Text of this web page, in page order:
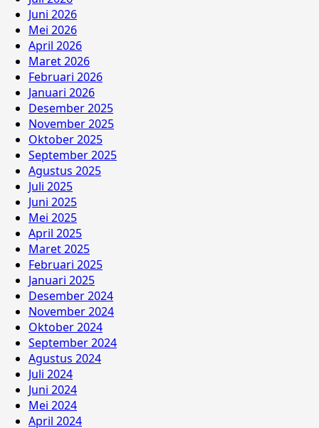
Juni 2026
Mei 2026
April 2026
Maret 2026
Februari 2026
Januari 2026
Desember 2025
November 2025
Oktober 2025
September 2025
Agustus 2025
Juli 2025
Juni 2025
Mei 2025
April 2025
Maret 2025
Februari 2025
Januari 2025
Desember 2024
November 2024
Oktober 2024
September 2024
Agustus 2024
Juli 2024
Juni 2024
Mei 2024
April 2024